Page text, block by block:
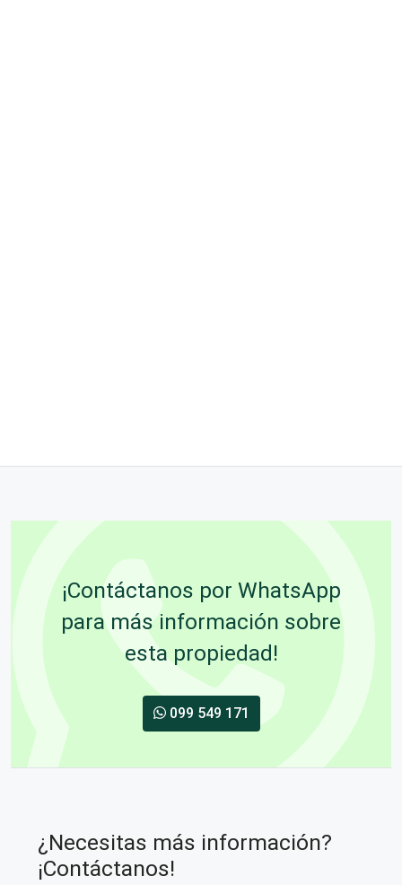
¡Contáctanos por WhatsApp
para más información sobre
esta propiedad!
099 549 171
¿Necesitas más información?
¡Contáctanos!